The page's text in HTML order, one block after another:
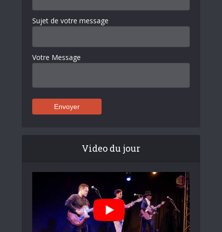
Sujet de votre message
Votre Message
Video du jour